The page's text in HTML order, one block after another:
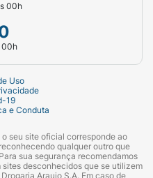
00h
00h
Uso
19
e Conduta
seu site oficial corresponde ao
qualquer outro que
sua segurança recomendamos
desconhecidos que se utilizem
Araujo S.A. Em caso de